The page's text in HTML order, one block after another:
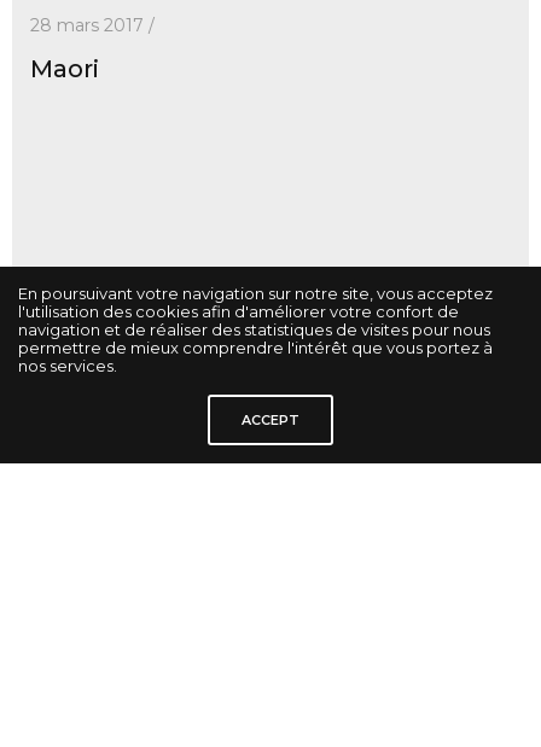
28 mars 2017 /
Maori
En poursuivant votre navigation sur notre site, vous acceptez
l'utilisation des cookies afin d'améliorer votre confort de
navigation et de réaliser des statistiques de visites pour nous
permettre de mieux comprendre l'intérêt que vous portez à
nos services.
ACCEPT